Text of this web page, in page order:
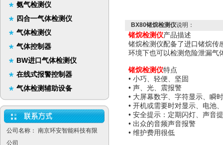
氨气检测仪
四合一气体检测仪
气体检测仪
气体控制器
BW进口气体检测仪
在线式报警控制器
气体检测辅助设备
公司名称： 南京环安智能科技有限
公司
BX80锗烷检测仪说明：
锗烷检测仪产品描述
锗烷检测仪配备了进口锗烷传
环境下也可以检测危险泄漏气
锗烷检测仪特点
• 小巧、轻便、坚固
• 声、光、震报警
• 大屏幕数字、字符显示、瞬
• 开机或需要时对显示、电池
• 安全提示：定期闪灯、声音
• 出众的音频声音报警
• 维护费用很低